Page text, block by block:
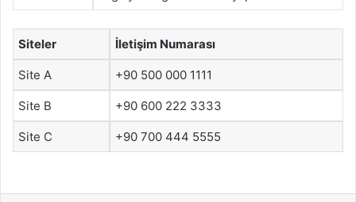
Siteler İletişim Numarası
Site A +90 500 000 1111
Site B +90 600 222 3333
Site C +90 700 444 5555